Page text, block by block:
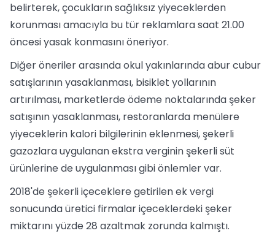
belirterek, çocukların sağlıksız yiyeceklerden
korunması amacıyla bu tür reklamlara saat 21.00
öncesi yasak konmasını öneriyor.
Diğer öneriler arasında okul yakınlarında abur cubur
satışlarının yasaklanması, bisiklet yollarının
artırılması, marketlerde ödeme noktalarında şeker
satışının yasaklanması, restoranlarda menülere
yiyeceklerin kalori bilgilerinin eklenmesi, şekerli
gazozlara uygulanan ekstra verginin şekerli süt
ürünlerine de uygulanması gibi önlemler var.
2018'de şekerli içeceklere getirilen ek vergi
sonucunda üretici firmalar içeceklerdeki şeker
miktarını yüzde 28 azaltmak zorunda kalmıştı.